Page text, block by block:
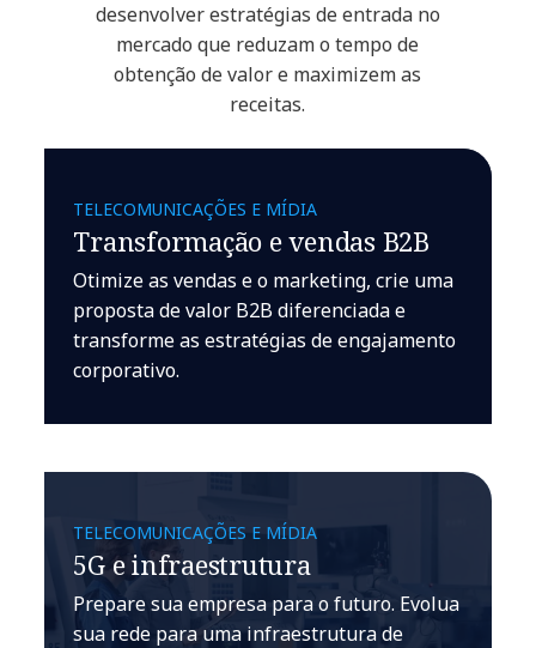
desenvolver estratégias de entrada no
mercado que reduzam o tempo de
obtenção de valor e maximizem as
receitas.
TELECOMUNICAÇÕES E MÍDIA
Transformação e vendas B2B
Otimize as vendas e o marketing, crie uma
proposta de valor B2B diferenciada e
transforme as estratégias de engajamento
corporativo.
TELECOMUNICAÇÕES E MÍDIA
5G e infraestrutura
Prepare sua empresa para o futuro. Evolua
sua rede para uma infraestrutura de